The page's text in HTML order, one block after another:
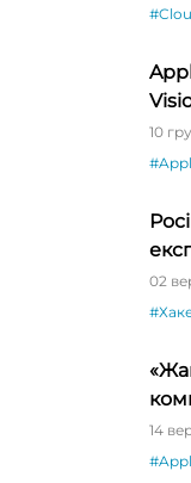
10
02
14